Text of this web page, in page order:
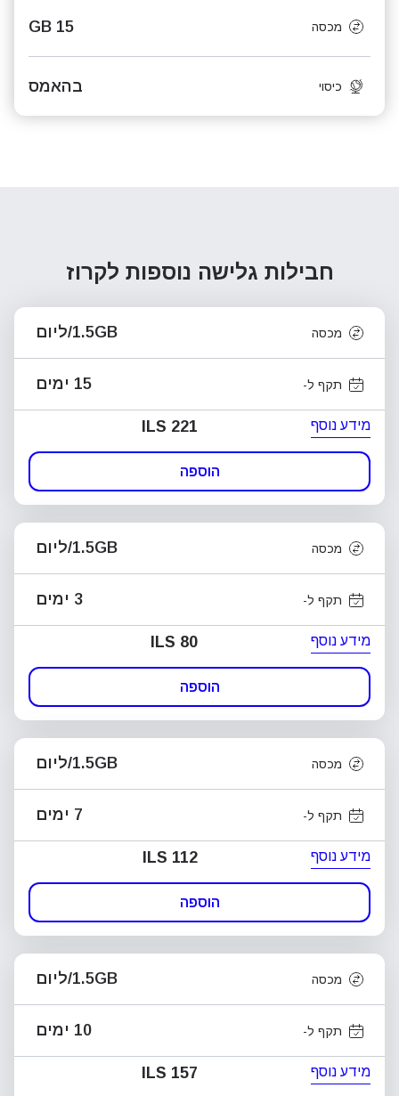
מכסה 15 GB
כיסוי בהאמס
חבילות גלישה נוספות לקרוז
מכסה 1.5GB/ליום
תקף ל- 15 ימים
מידע נוסף ILS 221
הוספה
מכסה 1.5GB/ליום
תקף ל- 3 ימים
מידע נוסף ILS 80
הוספה
מכסה 1.5GB/ליום
תקף ל- 7 ימים
מידע נוסף ILS 112
הוספה
מכסה 1.5GB/ליום
תקף ל- 10 ימים
מידע נוסף ILS 157